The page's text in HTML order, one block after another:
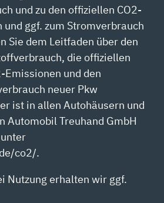
und zu den offiziellen CO2-
ggf. zum Stromverbrauch
Sie dem Leitfaden über den
die offiziellen
Emissionen und den
neuer Pkw
ist in allen Autohäusern und
Automobil Treuhand GmbH
co2/.
Nutzung erhalten wir ggf.